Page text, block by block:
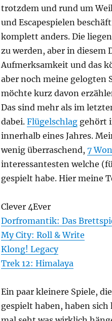
trotzdem und rund um
und Escapespielen
komplett anders. Die
zu werden, aber in diesem
Aufmerksamkeit und das
aber noch meine gelogten
möchte kurz davon
Das sind mehr als im
dabei. Flügelschlaggehört
innerhalb eines Jahres.
wenig überraschend, 7
interessantesten welche
gespielt habe. Hier meine
Clever 4Ever
Dorfromantik: Das
My City: Roll & Write
Klong! Legacy
Trek 12: Himalaya
Ein paar kleinere Spiele,
gespielt haben, haben